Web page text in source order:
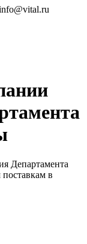
Департамента
в